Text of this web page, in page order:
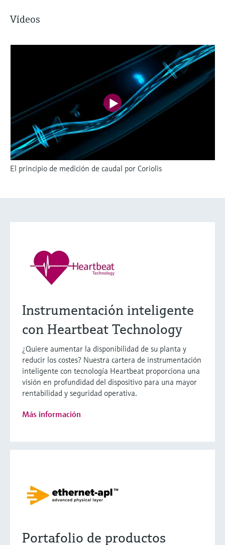
Vídeos
El principio de medición de caudal por Coriolis
Instrumentación inteligente
con Heartbeat Technology
¿Quiere aumentar la disponibilidad de su planta y
reducir los costes? Nuestra cartera de instrumentación
inteligente con tecnología Heartbeat proporciona una
visión en profundidad del dispositivo para una mayor
rentabilidad y seguridad operativa.
Más información
Portafolio de productos